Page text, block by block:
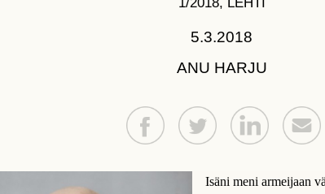
5.3.2018
ANU HARJU
Isäni meni armeijaan